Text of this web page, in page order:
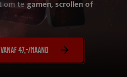
om te gamen, scrollen of
47,-/maand